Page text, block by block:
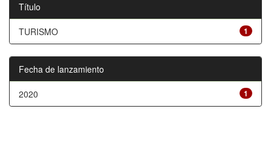
Título
1
TURISMO
Fecha de lanzamiento
1
2020